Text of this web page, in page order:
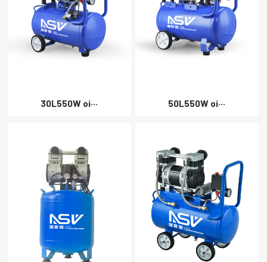
30L550W oi··· 50L550W oi···